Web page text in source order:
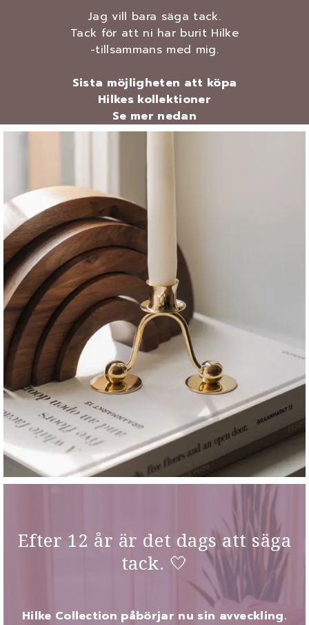
Jag vill bara säga tack.
Tack för att ni har burit Hilke
-tillsammans med mig.
Sista möjligheten att köpa
Hilkes kollektioner
Se mer nedan
Efter 12 år är det dags att säga
tack. 🤍
Hilke Collection påbörjar nu sin avveckling.